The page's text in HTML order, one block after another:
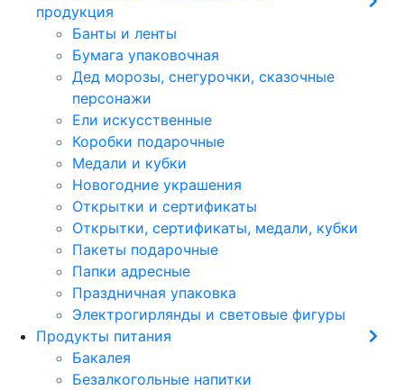
продукция
Банты и ленты
Бумага упаковочная
Дед морозы, снегурочки, сказочные
персонажи
Ели искусственные
Коробки подарочные
Медали и кубки
Новогодние украшения
Открытки и сертификаты
Открытки, сертификаты, медали, кубки
Пакеты подарочные
Папки адресные
Праздничная упаковка
Электрогирлянды и световые фигуры
Продукты питания
Бакалея
Безалкогольные напитки